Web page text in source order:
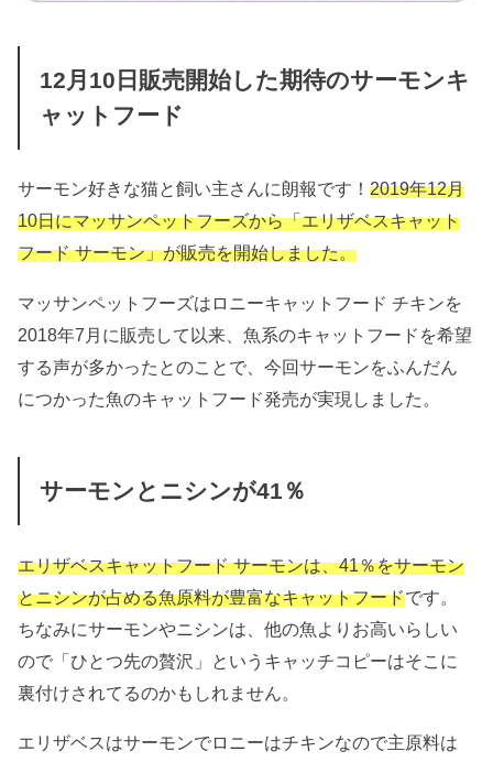
12月10日販売開始した期待のサーモンキ
ャットフード
サーモン好きな猫と飼い主さんに朗報です！2019年12月
10日にマッサンペットフーズから「エリザベスキャット
フード サーモン」が販売を開始しました。
マッサンペットフーズはロニーキャットフード チキンを
2018年7月に販売して以来、魚系のキャットフードを希望
する声が多かったとのことで、今回サーモンをふんだん
につかった魚のキャットフード発売が実現しました。
サーモンとニシンが41％
エリザベスキャットフード サーモンは、41％をサーモン
とニシンが占める魚原料が豊富なキャットフードです。
ちなみにサーモンやニシンは、他の魚よりお高いらしい
ので「ひとつ先の贅沢」というキャッチコピーはそこに
裏付けされてるのかもしれません。
エリザベスはサーモンでロニーはチキンなので主原料は